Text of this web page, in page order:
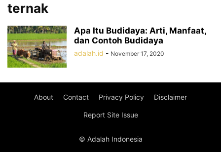
ternak
Apa Itu Budidaya: Arti, Manfaat,
dan Contoh Budidaya
adalah.id - November 17, 2020
About Contact Privacy Policy Disclaimer
Report Site Issue
© Adalah Indonesia